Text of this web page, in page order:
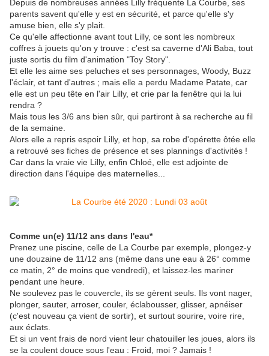
Depuis de nombreuses années Lilly fréquente La Courbe, ses
parents savent qu'elle y est en sécurité, et parce qu'elle s'y
amuse bien, elle s'y plait.
Ce qu'elle affectionne avant tout Lilly, ce sont les nombreux
coffres à jouets qu'on y trouve : c'est sa caverne d'Ali Baba, tout
juste sortis du film d'animation "Toy Story".
Et elle les aime ses peluches et ses personnages, Woody, Buzz
l'éclair, et tant d'autres ; mais elle a perdu Madame Patate, car
elle est un peu tête en l'air Lilly, et crie par la fenêtre qui la lui
rendra ?
Mais tous les 3/6 ans bien sûr, qui partiront à sa recherche au fil
de la semaine.
Alors elle a repris espoir Lilly, et hop, sa robe d'opérette ôtée elle
a retrouvé ses fiches de présence et ses plannings d'activités !
Car dans la vraie vie Lilly, enfin Chloé, elle est adjointe de
direction dans l'équipe des maternelles...
Comme un(e) 11/12 ans dans l'eau*
Prenez une piscine, celle de La Courbe par exemple, plongez-y
une douzaine de 11/12 ans (même dans une eau à 26° comme
ce matin, 2° de moins que vendredi), et laissez-les mariner
pendant une heure.
Ne soulevez pas le couvercle, ils se gèrent seuls. Ils vont nager,
plonger, sauter, arroser, couler, éclabousser, glisser, apnéiser
(c'est nouveau ça vient de sortir), et surtout sourire, voire rire,
aux éclats.
Et si un vent frais de nord vient leur chatouiller les joues, alors ils
se la coulent douce sous l'eau : Froid, moi ? Jamais !